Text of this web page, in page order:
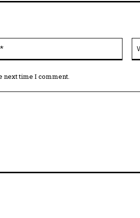
next time I comment.